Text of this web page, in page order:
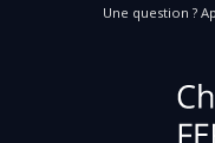
Une question ?